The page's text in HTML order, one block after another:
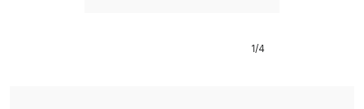
1/4